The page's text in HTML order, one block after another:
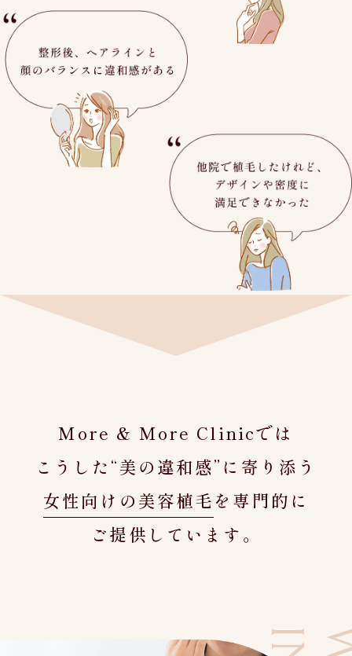
もみあげの位置が高く、
整形後、ヘアラインと顔のバランスに違和感がある
他院で植毛したけれど、
More & More Clinicでは
こうした“美の違和感”に寄り添う
女性向けの美容植毛を専門的に
ご提供しています。